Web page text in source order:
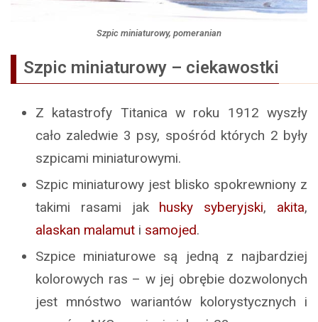
Szpic miniaturowy, pomeranian
Szpic miniaturowy – ciekawostki
Z katastrofy Titanica w roku 1912 wyszły
cało zaledwie 3 psy, spośród których 2 były
szpicami miniaturowymi.
Szpic miniaturowy jest blisko spokrewniony z
takimi rasami jak husky syberyjski, akita,
alaskan malamut i samojed.
Szpice miniaturowe są jedną z najbardziej
kolorowych ras – w jej obrębie dozwolonych
jest mnóstwo wariantów kolorystycznych i